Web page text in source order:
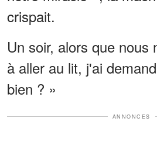
crispait.
Un soir, alors que nous
à aller au lit, j'ai
bien ? »
ANNONCES